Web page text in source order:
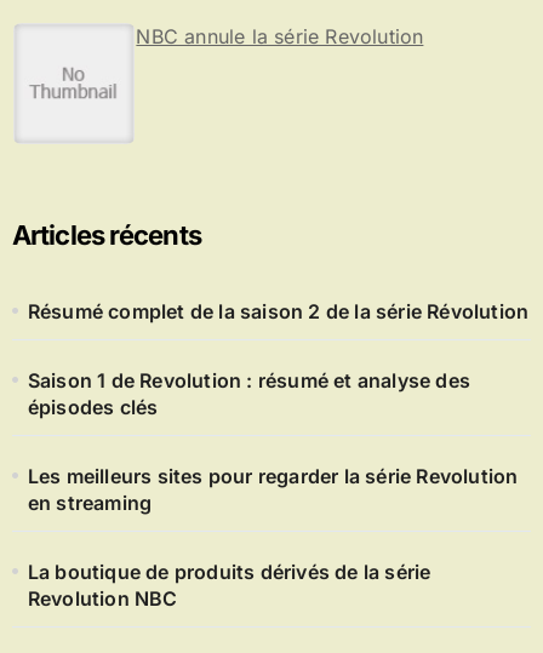
NBC annule la série Revolution
Articles récents
Résumé complet de la saison 2 de la série Révolution
Saison 1 de Revolution : résumé et analyse des
épisodes clés
Les meilleurs sites pour regarder la série Revolution
en streaming
La boutique de produits dérivés de la série
Revolution NBC